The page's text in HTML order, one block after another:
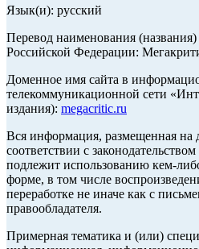
Язык(и): русский
Перевод наименования
Российской Федерации:
Доменное имя сайта в
телекоммуникационной сети
издания): megacritic.ru
Вся информация, размещенная на
соответствии с
подлежит использованию кем-
форме, в том числе
переработке не иначе как с
правообладателя.
Примерная тематика и (или)